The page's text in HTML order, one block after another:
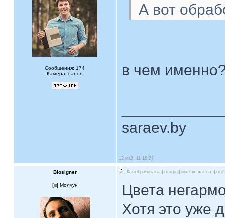
Сообщения: 174
Камера: canon
А вот
в чем
saraev.by
12 май, 11 16:27
Biosigner Как обработать фотографию так, как на
[ ] Молчун
Цвета
Хотя это уже